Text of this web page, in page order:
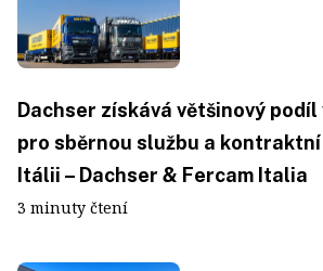
Dachser získává většinový
pro sběrnou službu a
Itálii – Dachser & Fercam Italia
3 minuty čtení